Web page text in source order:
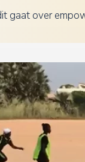
gaat over